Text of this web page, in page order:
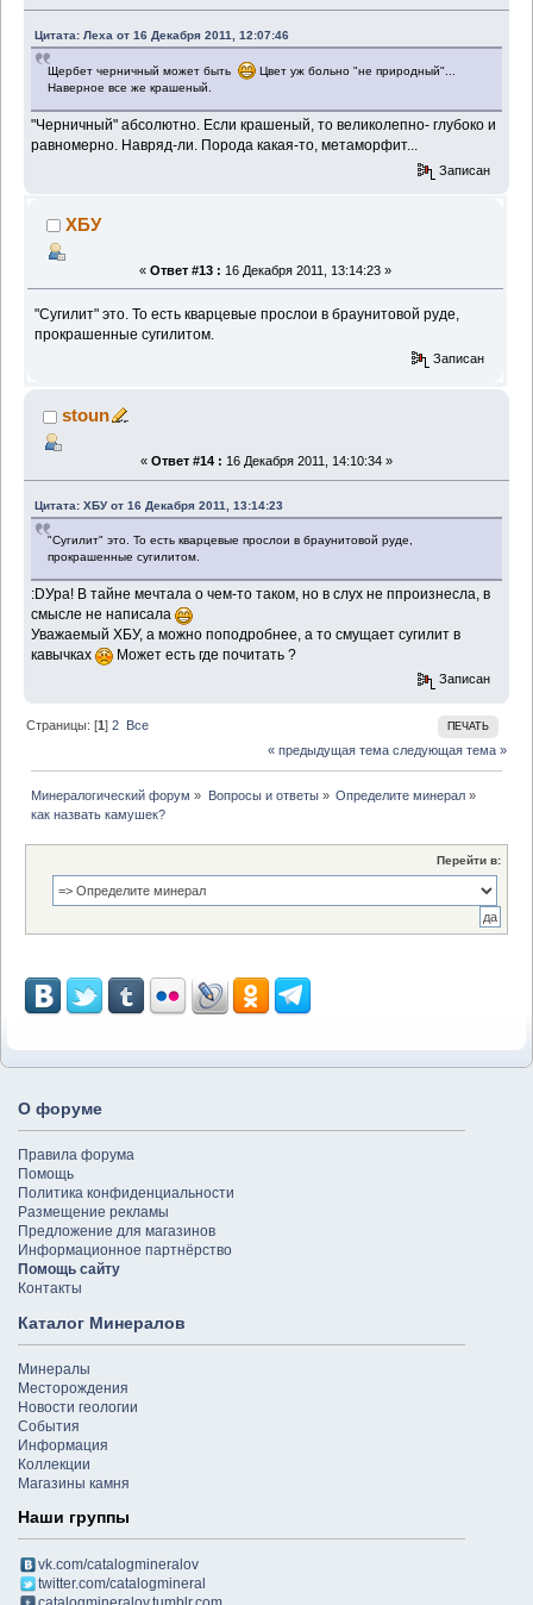
Цитата: Леха от 16 Декабря 2011, 12:07:46
Щербет черничный может быть
Цвет уж больно "не природный"...
Наверное все же крашеный.
"Черничный" абсолютно. Если крашеный, то великолепно- глубоко и
равномерно. Навряд-ли. Порода какая-то, метаморфит...
Записан
ХБУ
« Ответ #13 : 16 Декабря 2011, 13:14:23 »
"Сугилит" это. То есть кварцевые прослои в браунитовой руде,
прокрашенные сугилитом.
Записан
stoun
« Ответ #14 : 16 Декабря 2011, 14:10:34 »
Цитата: ХБУ от 16 Декабря 2011, 13:14:23
"Сугилит" это. То есть кварцевые прослои в браунитовой руде,
прокрашенные сугилитом.
:DУра! В тайне мечтала о чем-то таком, но в слух не ппроизнесла, в
смысле не написала
Уважаемый ХБУ, а можно поподробнее, а то смущает сугилит в
кавычках
Может есть где почитать ?
Записан
ПЕЧАТЬ
Страницы: [1]2 Все
« предыдущая тема следующая тема »
Минералогический форум » Вопросы и ответы» Определите минерал»
как назвать камушек?
Перейти в:
О форуме
Правила форума
Помощь
Политика конфиденциальности
Размещение рекламы
Предложение для магазинов
Информационное партнёрство
Помощь сайту
Контакты
Каталог Минералов
Минералы
Месторождения
Новости геологии
События
Информация
Коллекции
Магазины камня
Наши группы
vk.com/catalogmineralov
twitter.com/catalogmineral